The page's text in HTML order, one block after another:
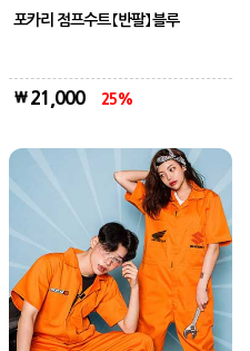
포카리 점프수트 【반팔】 블루
21,000 25